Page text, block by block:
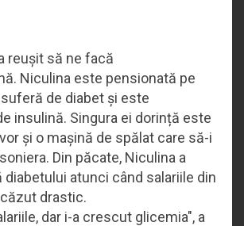
reușit să ne facă
Niculina este pensionată pe
de diabet și este
insulină. Singura ei dorință este
și o mașină de spălat care să-i
Din păcate, Niculina a
atunci când salariile din
drastic.
dar i-a crescut glicemia", a